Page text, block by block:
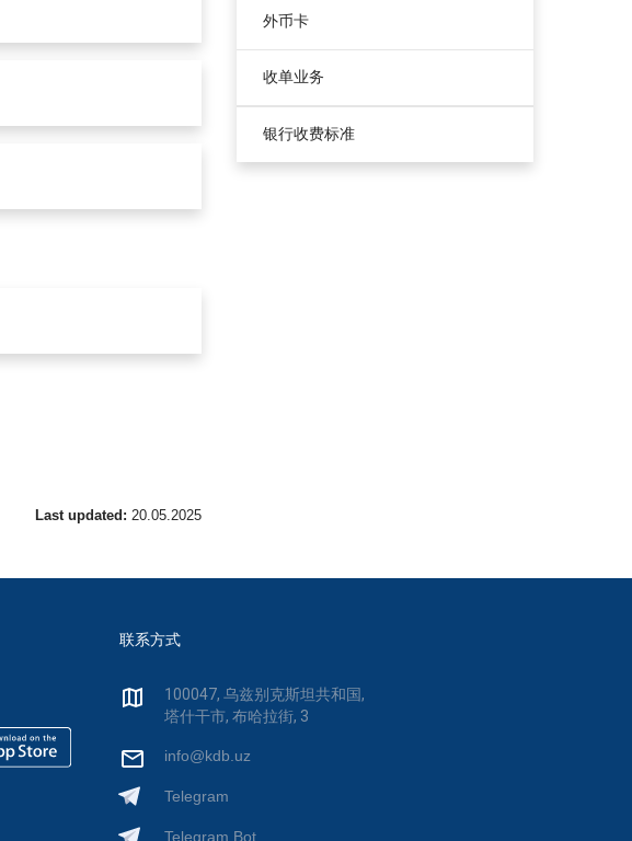
Last updated: 20.05.2025
外币卡
收单业务
银行收费标准
联系方式
100047, 乌兹别克斯坦共和国,
塔什干市, 布哈拉街, 3
info@kdb.uz
Telegram
Telegram Bot